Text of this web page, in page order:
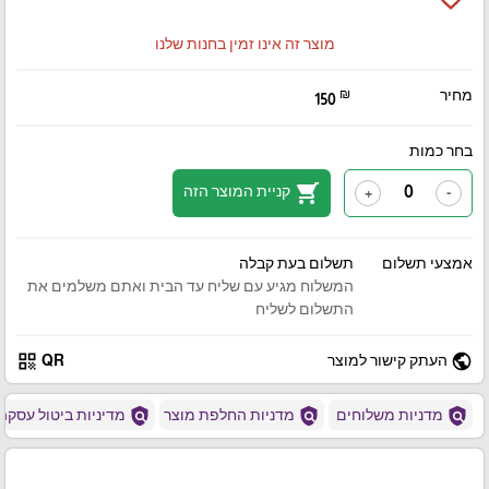
מוצר זה אינו זמין בחנות שלנו
מחיר 150 ₪
בחר כמות
-
+
shopping_cart קניית המוצר הזה
אמצעי תשלום
תשלום בעת קבלה
המשלוח מגיע עם שליח עד הבית ואתם משלמים את
התשלום לשליח
public העתק קישור למוצר QR
qr_code
policy מדניות משלוחים policy מדניות החלפת מוצר policy מדיניות ביטול